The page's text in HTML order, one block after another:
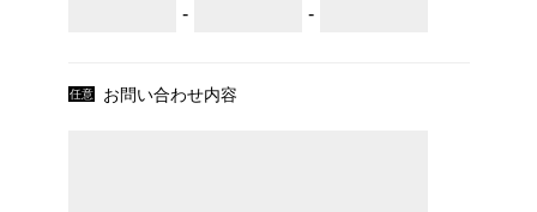
- -
お問い合わせ内容